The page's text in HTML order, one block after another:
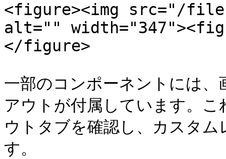
<figure><img src="/files/
alt=""
</figure>
一部のコンポーネントには
アウトが付属しています。
ウトタブを確認し、カスタ
す。